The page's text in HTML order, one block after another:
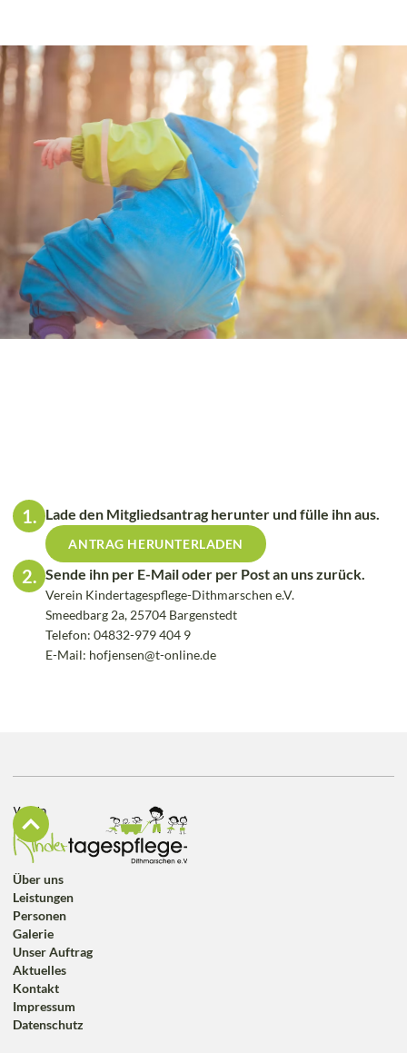
1. Lade den Mitgliedsantrag herunter und fülle ihn aus.
ANTRAG HERUNTERLADEN
2. Sende ihn per E-Mail oder per Post an uns zurück.
Verein Kindertagespflege-Dithmarschen e.V.
Smeedbarg 2a, 25704 Bargenstedt
Telefon: 04832-979 404 9
E-Mail: hofjensen@t-online.de
Über uns
Leistungen
Personen
Galerie
Unser Auftrag
Aktuelles
Kontakt
Impressum
Datenschutz